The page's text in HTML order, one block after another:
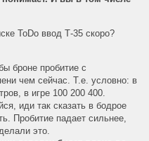
ToDo ввод Т-35 скоро?
броне пробитие с
чем сейчас. Т.е. условно: в
в игре 100 200 400.
иди так сказать в бодрое
Пробитие падает сильнее,
это.